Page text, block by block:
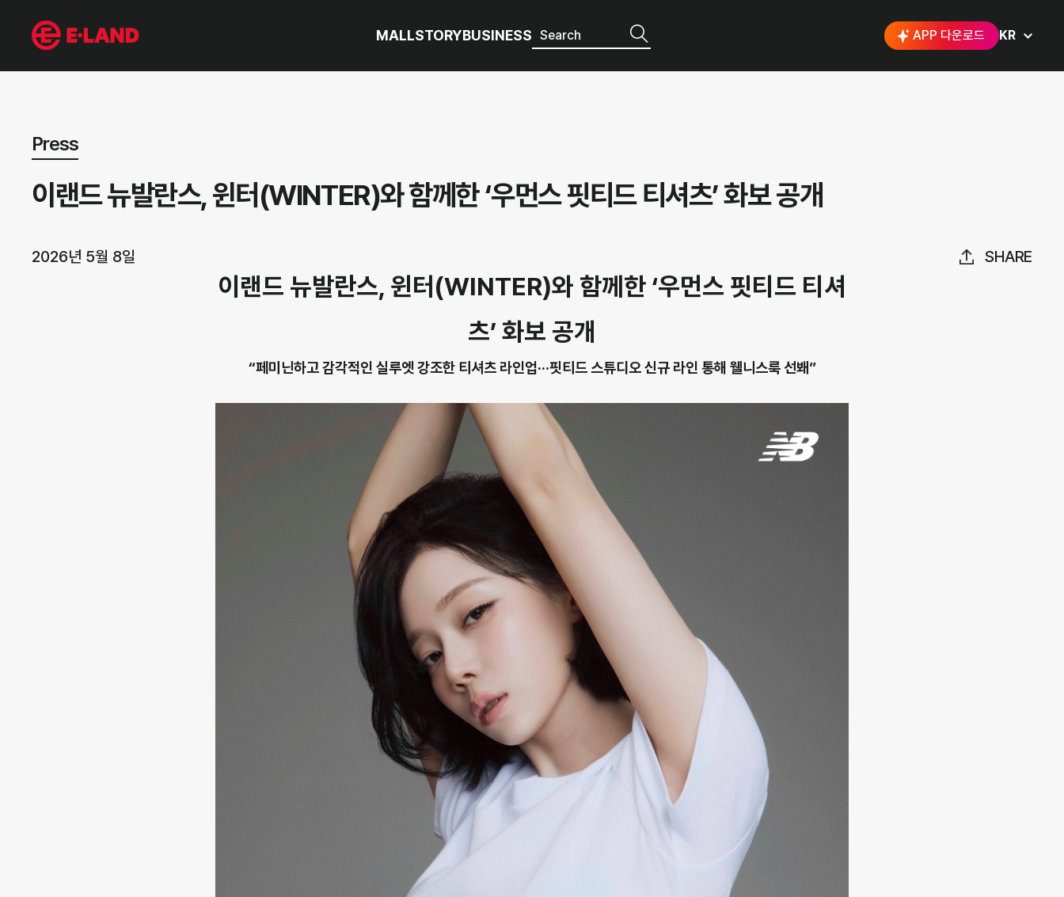
MALLSTORYBUSINESS APP 다운로드 KR
뉴스 상세보기
Press
이랜드 뉴발란스, 윈터(WINTER)와 함께한 ‘우먼스 핏티드 티셔츠’ 화보 공개
2026년 5월 8일 SHARE
이랜드 뉴발란스, 윈터(WINTER)와 함께한 ‘우먼스 핏티드 티셔
츠’ 화보 공개
“페미닌하고 감각적인 실루엣 강조한 티셔츠 라인업···핏티드 스튜디오 신규 라인 통해 웰니스룩 선봬”